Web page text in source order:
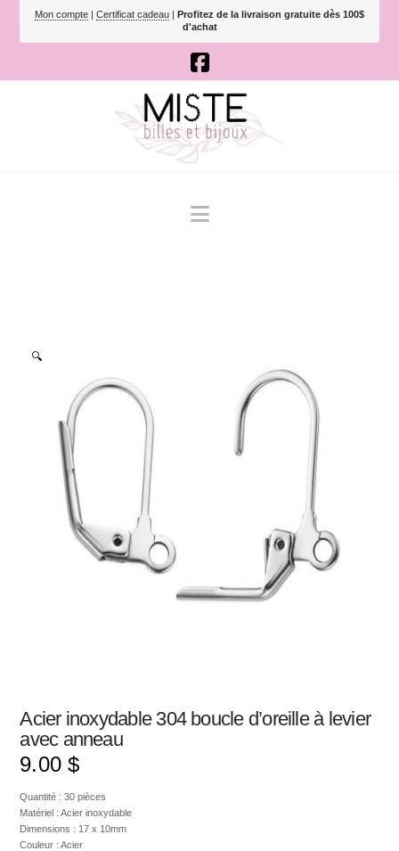
Mon compte | Certificat cadeau | Profitez de la livraison gratuite dès 100$
d'achat
Navigation
🔍
Acier inoxydable 304 boucle d’oreille à levier
avec anneau
9.00 $
Quantité : 30 pièces
Matériel : Acier inoxydable
Dimensions : 17 x 10mm
Couleur : Acier